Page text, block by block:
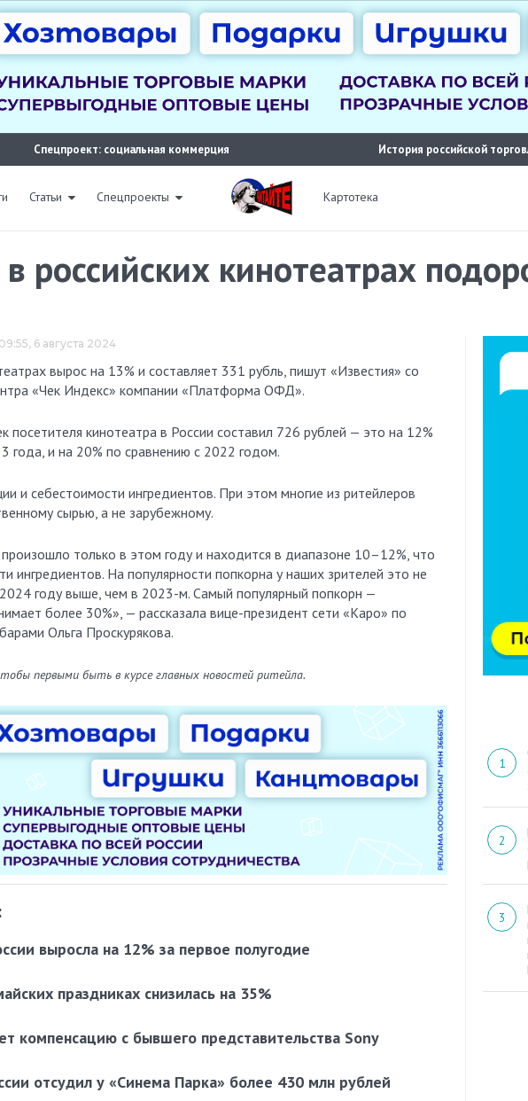
Спецпроект: социальная коммерция История российской
Статьи Спецпроекты Картотека
российских кинотеатрах
09:55, 6 августа 2024
«Чек Индекс» компании «Платформа ОФД».
посетителя кинотеатра в России составил 726 рублей — это на 12%
года, и на 20% по сравнению с 2022 годом.
и себестоимости ингредиентов. При этом многие из ритейлеров
сырью, а не зарубежному.
только в этом году и находится в диапазоне 10–12%, что
ингредиентов. На популярности попкорна у наших зрителей это не
году выше, чем в 2023-м. Самый популярный попкорн —
более 30%», — рассказала вице-президент сети «Каро» по
Ольга Проскурякова.
первыми быть в курсе главных новостей ритейла.
выросла на 12% за первое полугодие
праздниках снизилась на 35%
компенсацию с бывшего представительства Sony
отсудил у «Синема Парка» более 430 млн рублей